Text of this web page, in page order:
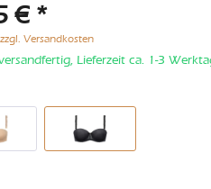
€ *
zzgl. Versandkosten
Lieferzeit ca. 1-3